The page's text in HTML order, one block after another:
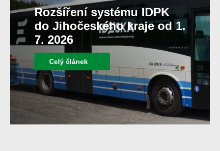
Rozšíření systému IDPK
do Jihočeského kraje od 1.
7. 2026
Celý článek